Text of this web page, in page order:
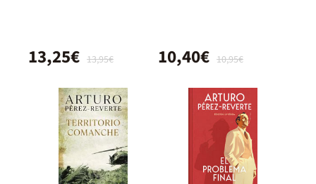
13,95€
13,25€ 10,95€
10,40€